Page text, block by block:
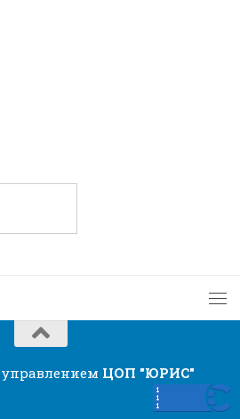
управлением ЦОП "ЮРИС"